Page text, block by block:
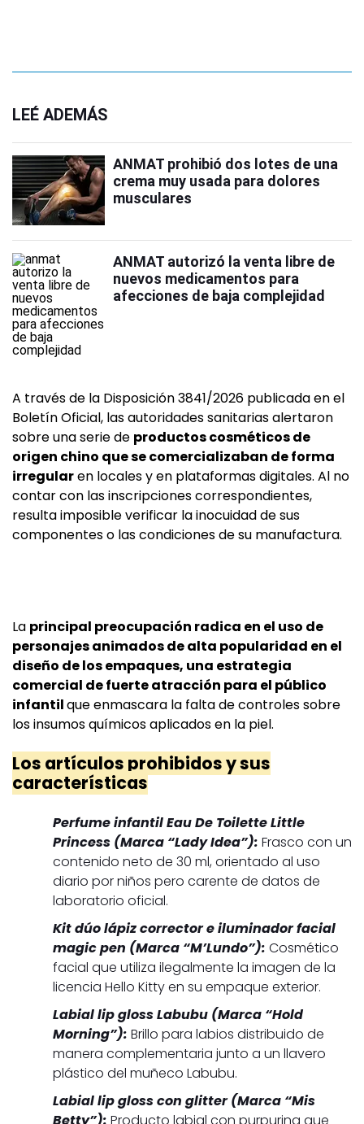
LEÉ ADEMÁS
ANMAT prohibió dos lotes de una
crema muy usada para dolores
musculares
ANMAT autorizó la venta libre de
nuevos medicamentos para
afecciones de baja complejidad
A través de la Disposición 3841/2026 publicada en el
Boletín Oficial, las autoridades sanitarias alertaron
sobre una serie de productos cosméticos de
origen chino que se comercializaban de forma
irregularen locales y en plataformas digitales. Al no
contar con las inscripciones correspondientes,
resulta imposible verificar la inocuidad de sus
componentes o las condiciones de su manufactura.
La principal preocupación radica en el uso de
personajes animados de alta popularidad en el
diseño de los empaques, una estrategia
comercial de fuerte atracción para el público
infantilque enmascara la falta de controles sobre
los insumos químicos aplicados en la piel.
Los artículos prohibidos y sus
características
Perfume infantil Eau De Toilette Little
Princess (Marca “Lady Idea”): Frasco con un
contenido neto de 30 ml, orientado al uso
diario por niños pero carente de datos de
laboratorio oficial.
Kit dúo lápiz corrector e iluminador facial
magic pen (Marca “M’Lundo”): Cosmético
facial que utiliza ilegalmente la imagen de la
licencia Hello Kitty en su empaque exterior.
Labial lip gloss Labubu (Marca “Hold
Morning”): Brillo para labios distribuido de
manera complementaria junto a un llavero
plástico del muñeco Labubu.
Labial lip gloss con glitter (Marca “Mis